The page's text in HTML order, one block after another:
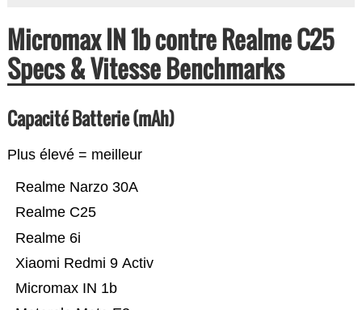
Micromax IN 1b contre Realme C25
Specs & Vitesse Benchmarks
Capacité Batterie (mAh)
Plus élevé = meilleur
Micromax IN 1b
Xiaomi Redmi 9 Activ
Realme 6i
Realme C25
Realme Narzo 30A